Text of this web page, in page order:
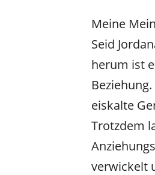
Meine
Seid
herum ist
eiskalte
Trotzdem
verwickelt